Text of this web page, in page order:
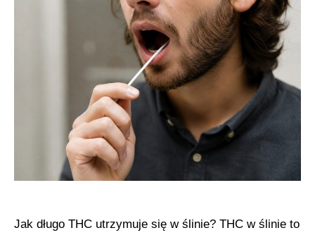
marihuana
znika
ze
śliny
Jak długo THC utrzymuje się w ślinie? THC w ślinie to